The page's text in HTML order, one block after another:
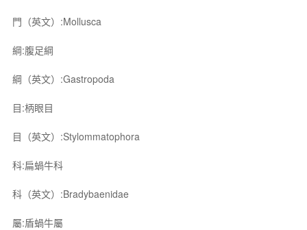
門（英文）:Mollusca
綱:腹足綱
綱（英文）:Gastropoda
目:柄眼目
目（英文）:Stylommatophora
科:扁蝸牛科
科（英文）:Bradybaenidae
屬:盾蝸牛屬